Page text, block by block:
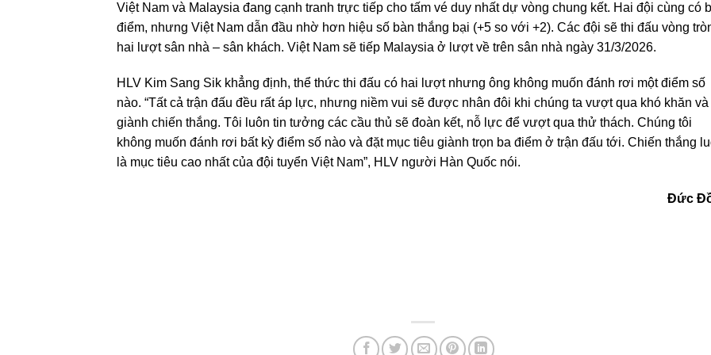
Việt Nam và Malaysia đang cạnh tranh trực tiếp cho tấm vé duy nhất dự vòng chung kết. Hai đội cùng có
điểm, nhưng Việt Nam dẫn đầu nhờ hơn hiệu số bàn thắng bại (+5 so với +2). Các đội sẽ thi đấu vòng
hai lượt sân nhà – sân khách. Việt Nam sẽ tiếp Malaysia ở lượt về trên sân nhà ngày 31/3/2026.
HLV Kim Sang Sik khẳng định, thể thức thi đấu có hai lượt nhưng ông không muốn đánh rơi một điểm số
nào. “Tất cả trận đấu đều rất áp lực, nhưng niềm vui sẽ được nhân đôi khi chúng ta vượt qua khó khăn và
giành chiến thắng. Tôi luôn tin tưởng các cầu thủ sẽ đoàn kết, nỗ lực để vượt qua thử thách. Chúng tôi
không muốn đánh rơi bất kỳ điểm số nào và đặt mục tiêu giành trọn ba điểm ở trận đấu tới. Chiến thắng
là mục tiêu cao nhất của đội tuyển Việt Nam”, HLV người Hàn Quốc nói.
Đức